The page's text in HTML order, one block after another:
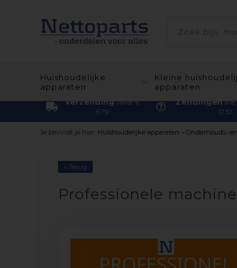
Huishoudelijke
apparaten
Kleine
apparaten
Verzending vanaf €
6,79
Zendingen alle
17.30
Je bevindt je hier: Huishoudelijke apparaten »Onderhouds-
« Terug
Professionele